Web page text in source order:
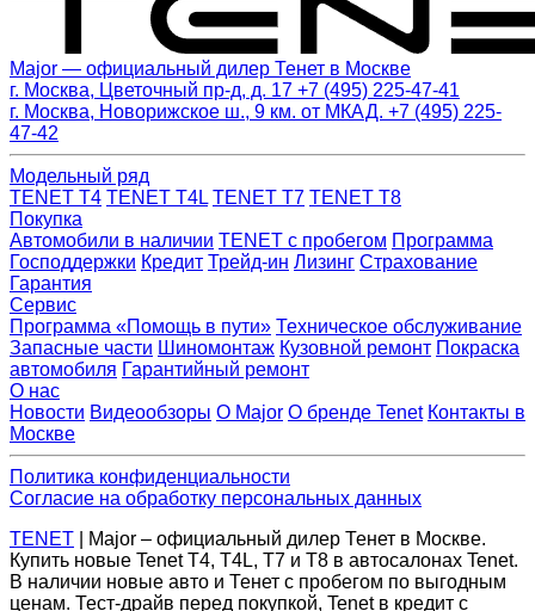
Major — официальный дилер Тенет в Москве
г. Москва, Цветочный пр-д, д. 17 +7 (495) 225-47-41
г. Москва, Новорижское ш., 9 км. от МКАД. +7 (495) 225-
47-42
Модельный ряд
TENET T4 TENET T4L TENET T7 TENET T8
Покупка
Автомобили в наличии TENET с пробегом Программа
Господдержки Кредит Трейд-ин Лизинг Страхование
Гарантия
Сервис
Программа «Помощь в пути» Техническое обслуживание
Запасные части Шиномонтаж Кузовной ремонт Покраска
автомобиля Гарантийный ремонт
О нас
Новости Видеообзоры О Major О бренде Tenet Контакты в
Москве
Политика конфиденциальности
Согласие на обработку персональных данных
TENET | Major – официальный дилер Тенет в Москве.
Купить новые Tenet Т4, T4L, Т7 и Т8 в автосалонах Tenet.
В наличии новые авто и Тенет с пробегом по выгодным
ценам. Тест-драйв перед покупкой, Tenet в кредит с